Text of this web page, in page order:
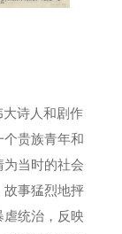
大诗人和剧作
贵族青年和
当时的社会
故事猛烈地抨
统治，反映